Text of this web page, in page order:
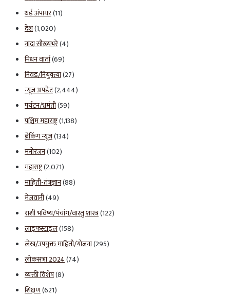
थर्ड अंपायर(11)
देश(1,020)
नांदा सौख्यभरे(4)
निधन वार्ता(69)
निवड/नियुक्त्या(27)
न्यूज अपडेट(2,444)
पर्यटन/भ्रमंती(59)
पश्चिम महाराष्ट्र(1,138)
ब्रेकिंग न्यूज(134)
मनोरंजन(102)
महाराष्ट्र(2,071)
माहिती-तंत्रज्ञान(88)
मेजवानी(49)
राशी भविष्य/पंचांग/वास्तु शास्त्र(122)
लाइफस्टाइल(158)
लेख/उपयुक्त माहिती/योजना(295)
लोकसभा 2024(74)
व्यक्ती विशेष(8)
शिक्षण(621)